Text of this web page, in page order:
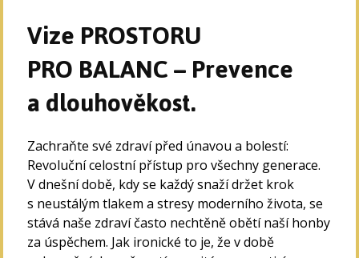
Vize PROSTORU
PRO BALANC – Prevence
a dlouhověkost.
Zachraňte své zdraví před únavou a bolestí:
Revoluční celostní přístup pro všechny generace.
V dnešní době, kdy se každý snaží držet krok
s neustálým tlakem a stresy moderního života, se
stává naše zdraví často nechtěně obětí naší honby
za úspěchem. Jak ironické to je, že v době